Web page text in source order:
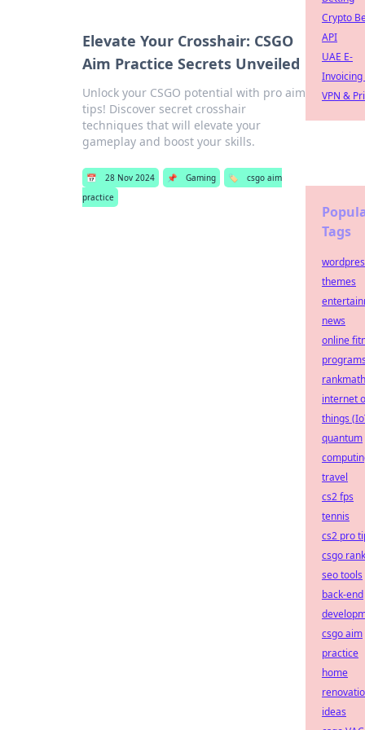
Elevate Your Crosshair: CSGO
Aim Practice Secrets Unveiled
Unlock your CSGO potential with pro aim
tips! Discover secret crosshair
techniques that will elevate your
gameplay and boost your skills.
📅 28 Nov 2024 📌 Gaming 🏷️
csgo aim
practice
Crypto
API
UAE E-
Invoicing
VPN &
Tags
themes
news
online
rankmath
internet
things
quantum
travel
cs2 fps
tennis
cs2 pro
csgo
seo tools
back-end
csgo aim
practice
home
ideas